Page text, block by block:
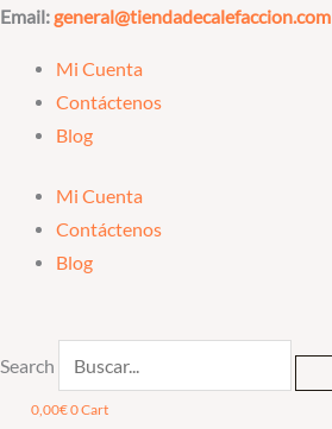
Ir
contenido
Email:general@tiendadecalefaccion.com
Mi Cuenta
Contáctenos
Blog
Mi Cuenta
Contáctenos
Blog
Search
0,00€0Cart